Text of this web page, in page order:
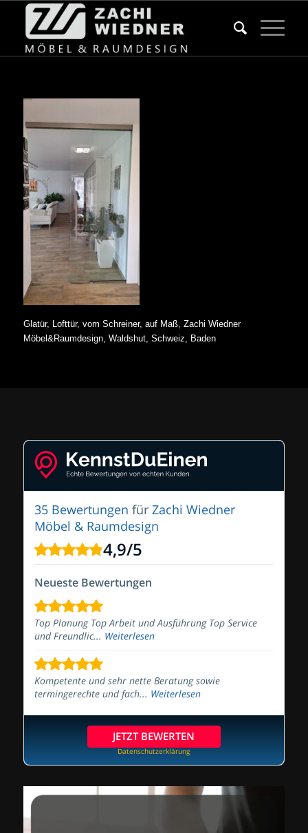
Glatür, Lofttür, vom Schreiner, auf Maß, Zachi Wiedner
Möbel&Raumdesign, Waldshut, Schweiz, Baden
35 Bewertungen für Zachi Wiedner
Möbel & Raumdesign
4,9/5
Neueste Bewertungen
Top Planung Top Arbeit und Ausführung Top Service
und Freundlic... Weiterlesen
Kompetente und sehr nette Beratung sowie
termingerechte und fach... Weiterlesen
JETZT BEWERTEN
Datenschutzerklärung